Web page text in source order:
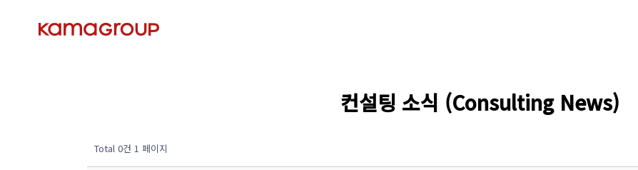
컨설팅 소식 (Consulting News)
Total 0건 1 페이지